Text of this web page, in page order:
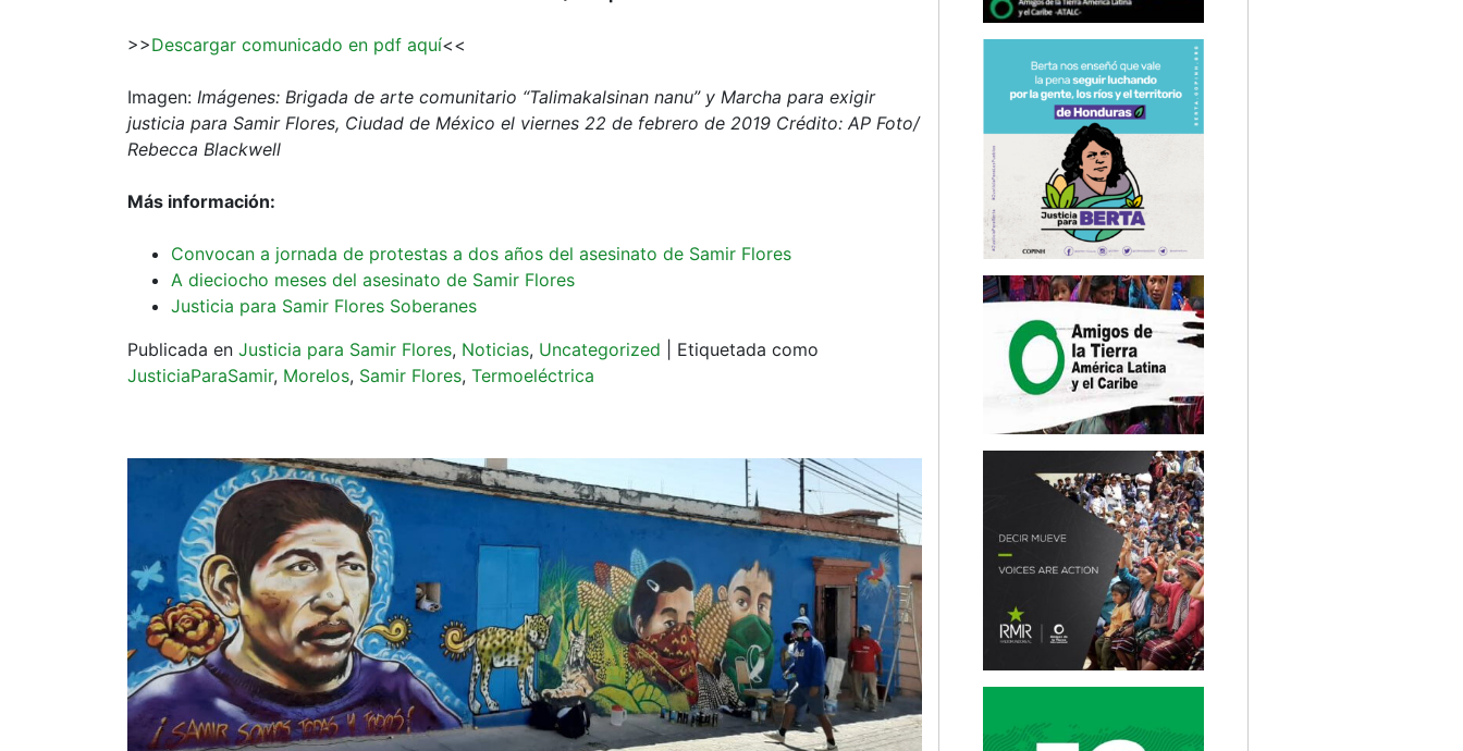
>>Descargar comunicado en pdf aquí<<
Imagen: Imágenes: Brigada de arte comunitario “Talimakalsinan nanu” y Marcha para exigir
justicia para Samir Flores, Ciudad de México el viernes 22 de febrero de 2019 Crédito: AP Foto/
Rebecca Blackwell
Más información:
Convocan a jornada de protestas a dos años del asesinato de Samir Flores
A dieciocho meses del asesinato de Samir Flores
Justicia para Samir Flores Soberanes
Publicada en Justicia para Samir Flores, Noticias, Uncategorized
Etiquetada como
JusticiaParaSamir, Morelos, Samir Flores, Termoeléctrica